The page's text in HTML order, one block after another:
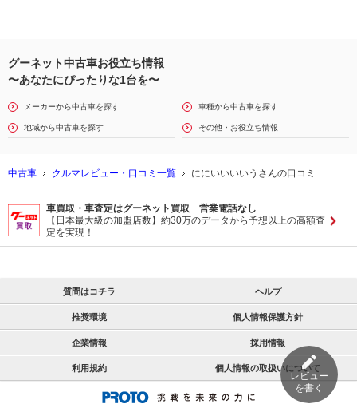
レビュー
を書く
グーネット中古車お役立ち情報
〜あなたにぴったりな1台を〜
メーカーから中古車を探す 車種から中古車を探す
地域から中古車を探す その他・お役立ち情報
中古車 クルマレビュー・口コミ一覧 ににいいいいうさんの口コミ
車買取・車査定はグーネット買取 営業電話なし
【日本最大級の加盟店数】約30万のデータから予想以上の高額査
定を実現！
質問はコチラ ヘルプ
推奨環境 個人情報保護方針
企業情報 採用情報
利用規約 個人情報の取扱いについて